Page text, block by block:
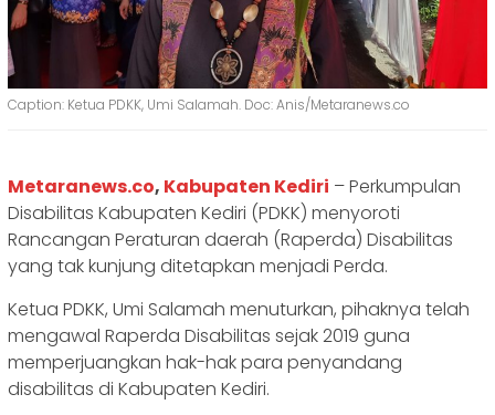
Caption: Ketua PDKK, Umi Salamah. Doc: Anis/Metaranews.co
Metaranews.co, Kabupaten Kediri – Perkumpulan
Disabilitas Kabupaten Kediri (PDKK) menyoroti
Rancangan Peraturan daerah (Raperda) Disabilitas
yang tak kunjung ditetapkan menjadi Perda.
Ketua PDKK, Umi Salamah menuturkan, pihaknya telah
mengawal Raperda Disabilitas sejak 2019 guna
memperjuangkan hak-hak para penyandang
disabilitas di Kabupaten Kediri.